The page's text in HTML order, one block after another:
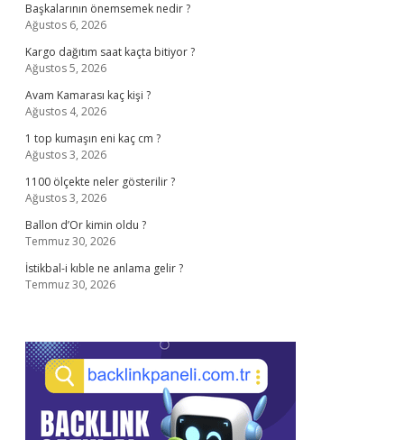
Başkalarının önemsemek nedir ?
Ağustos 6, 2026
Kargo dağıtım saat kaçta bitiyor ?
Ağustos 5, 2026
Avam Kamarası kaç kişi ?
Ağustos 4, 2026
1 top kumaşın eni kaç cm ?
Ağustos 3, 2026
1100 ölçekte neler gösterilir ?
Ağustos 3, 2026
Ballon d’Or kimin oldu ?
Temmuz 30, 2026
İstikbal-i kıble ne anlama gelir ?
Temmuz 30, 2026